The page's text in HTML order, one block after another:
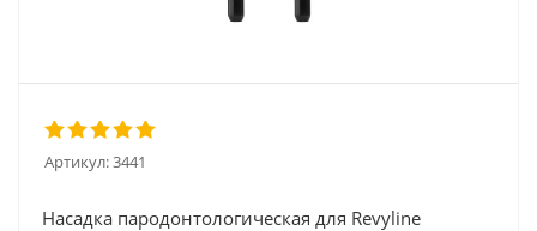
Артикул:3441
Насадка пародонтологическая для Revyline